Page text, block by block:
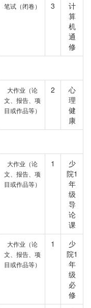
笔试（闭卷） 3
计
算
机
通
修
大作业（论
文、报告、项
目或作品等）
2
心
理
健
康
大作业（论
文、报告、项
目或作品等）
1
少
院1
年
级
导
论
课
大作业（论
文、报告、项
目或作品等）
1
少
院1
年
级
必
修